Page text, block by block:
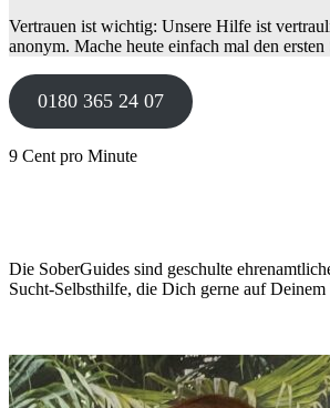
Vertrauen ist wichtig: Unsere Hilfe ist
anonym. Mache heute einfach mal den ersten
0180 365 24 07
9 Cent pro Minute
Die SoberGuides sind geschulte
Sucht-Selbsthilfe, die Dich gerne auf Deinem